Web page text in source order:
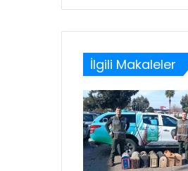
İlgili Makaleler